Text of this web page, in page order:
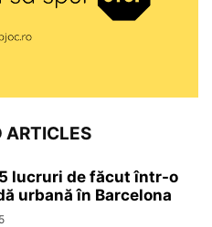
ARTICLES
lucruri de făcut într-o
urbană în Barcelona